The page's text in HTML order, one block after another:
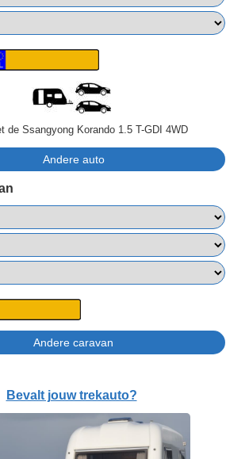
de Ssangyong Korando 1.5 T-GDI 4WD
Bevalt jouw trekauto?